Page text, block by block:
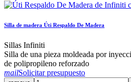
Silla de madera Úti Respaldo De Madera
Sillas Infiniti
Silla de una pieza moldeada por
de polipropileno reforzado
mailSolicitar presupuesto